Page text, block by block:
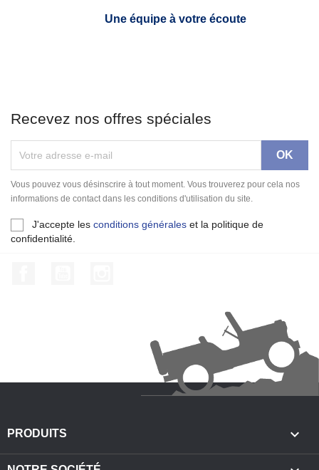
Une équipe à votre écoute
Recevez nos offres spéciales
Vous pouvez vous désinscrire à tout moment. Vous trouverez pour cela nos
informations de contact dans les conditions d'utilisation du site.
J'accepte les conditions générales et la politique de
confidentialité.
PRODUITS 